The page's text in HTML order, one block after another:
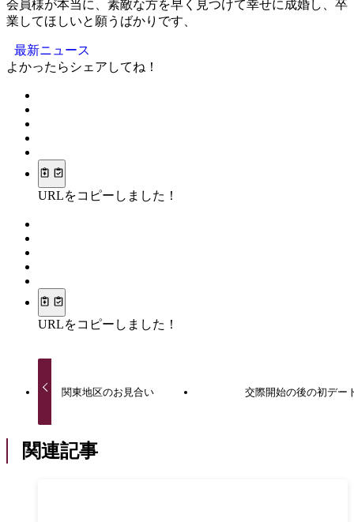
会員様が本当に、素敵な方を早く見つけて幸せに成婚し、卒
業してほしいと願うばかりです、
最新ニュース
よかったらシェアしてね！
URLをコピーしました！
URLをコピーしました！
関東地区のお見合い 交際開始の後の初デー
関連記事